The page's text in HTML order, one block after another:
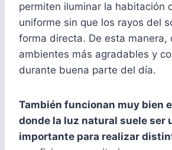
permiten iluminar la habitación
uniforme sin que los rayos del
forma directa. De esta manera,
ambientes más agradables y
durante buena parte del día.
También funcionan muy bien
donde la luz natural suele ser
importante para realizar